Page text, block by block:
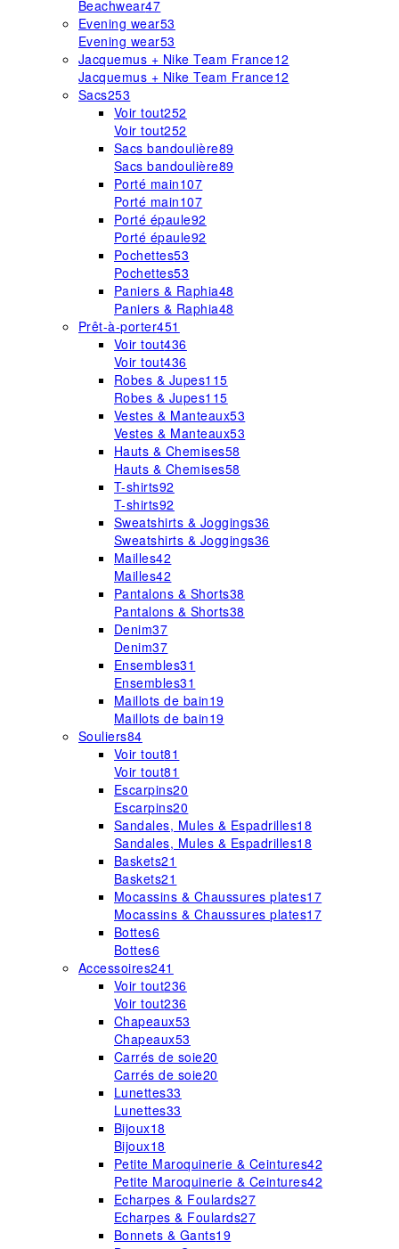
Beachwear47
Evening wear53
Evening wear53
Jacquemus + Nike Team France12
Jacquemus + Nike Team France12
Sacs253
Voir tout252
Voir tout252
Sacs bandoulière89
Sacs bandoulière89
Porté main107
Porté main107
Porté épaule92
Porté épaule92
Pochettes53
Pochettes53
Paniers & Raphia48
Paniers & Raphia48
Prêt-à-porter451
Voir tout436
Voir tout436
Robes & Jupes115
Robes & Jupes115
Vestes & Manteaux53
Vestes & Manteaux53
Hauts & Chemises58
Hauts & Chemises58
T-shirts92
T-shirts92
Sweatshirts & Joggings36
Sweatshirts & Joggings36
Mailles42
Mailles42
Pantalons & Shorts38
Pantalons & Shorts38
Denim37
Denim37
Ensembles31
Ensembles31
Maillots de bain19
Maillots de bain19
Souliers84
Voir tout81
Voir tout81
Escarpins20
Escarpins20
Sandales, Mules & Espadrilles18
Sandales, Mules & Espadrilles18
Baskets21
Baskets21
Mocassins & Chaussures plates17
Mocassins & Chaussures plates17
Bottes6
Bottes6
Accessoires241
Voir tout236
Voir tout236
Chapeaux53
Chapeaux53
Carrés de soie20
Carrés de soie20
Lunettes33
Lunettes33
Bijoux18
Bijoux18
Petite Maroquinerie & Ceintures42
Petite Maroquinerie & Ceintures42
Echarpes & Foulards27
Echarpes & Foulards27
Bonnets & Gants19